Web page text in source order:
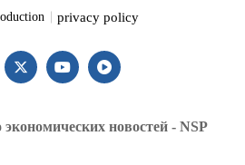
privacy policy
экономических новостей - NSP